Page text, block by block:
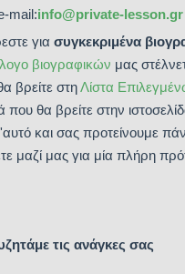
mail:info@private-lesson.gr
για συγκεκριμένα
βιογραφικών μας
βρείτε στηΛίστα
που θα βρείτε στην
'αυτό και σας προτείνουμε
μαζί μας για μία πλήρη
τις ανάγκες σας